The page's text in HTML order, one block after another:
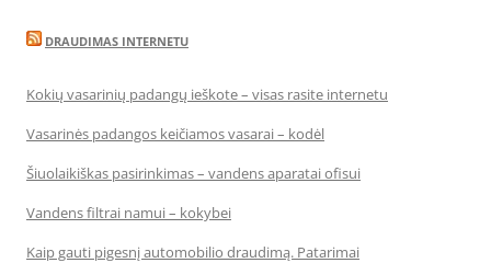
DRAUDIMAS INTERNETU
Kokių vasarinių padangų ieškote – visas rasite internetu
Vasarinės padangos keičiamos vasarai – kodėl
Šiuolaikiškas pasirinkimas – vandens aparatai ofisui
Vandens filtrai namui – kokybei
Kaip gauti pigesnį automobilio draudimą. Patarimai